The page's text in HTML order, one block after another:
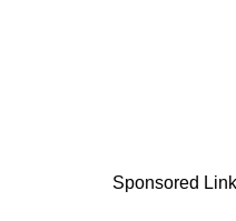
Sponsored Link